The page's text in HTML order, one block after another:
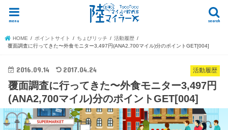
search
menu
HOME ポイントサイト ちょびリッチ
活動履歴
覆面調査に行ってきた〜外食モニター3,497円(ANA2,700マイル)分のポイントGET[004]
活動履歴
2016.09.14 2017.04.24
覆面調査に行ってきた〜外食モニター3,497円
(ANA2,700マイル)分のポイントGET[004]